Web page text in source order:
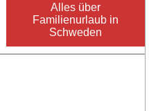
Alles über
Familienurlaub in
Schweden